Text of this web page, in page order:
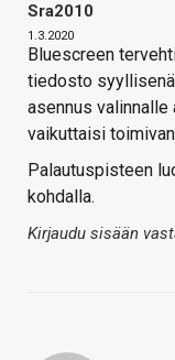
Sra2010
1.3.2020
Bluescreen
tiedosto
asennus valinnalle
vaikuttaisi
Palautuspisteen
kohdalla.
Kirjaudu sisään